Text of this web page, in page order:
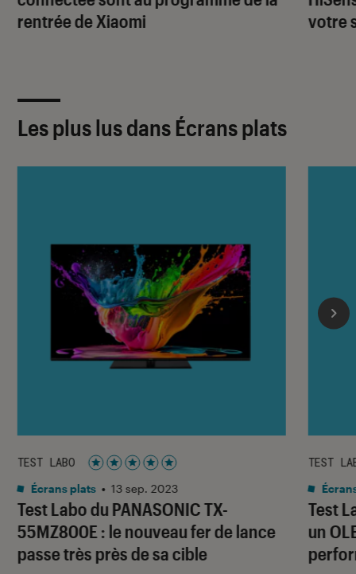
rentrée de Xiaomi
votre
Les plus lus dans Écrans plats
Test Labo du PANASONIC TX-
55MZ800E : le nouveau fer de lance
passe très près de sa cible
TEST LABO
Noté 5 étoiles sur 5
Écrans plats • 13 sep. 2023
Test
un
TEST